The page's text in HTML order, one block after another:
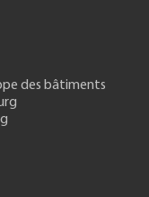
des bâtiments